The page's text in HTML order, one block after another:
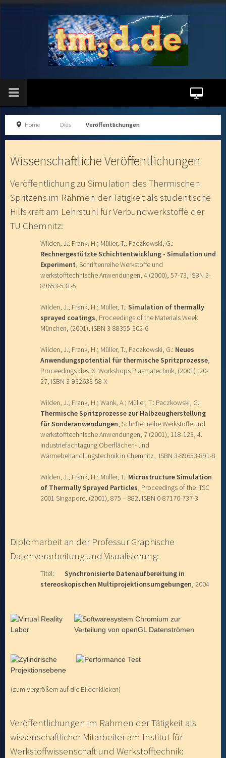
Home Dies Veröffentlichungen
Wissenschaftliche Veröffentlichungen
Veröffentlichung zu Simulation des Thermischen
Spritzens im Rahmen der Tätigkeit als studentische
Hilfskraft am Lehrstuhl für Verbundwerkstoffe der
TU Chemnitz:
Wilden, J.; Frank, H.; Müller, T.; Paczkowski, G.:
Rechnergestützte Schichtentwicklung - Simulation und
Experiment, Schriftenreihe Werkstoffe und
werkstofftechnische Anwendungen, 4 (2000), 57-73, ISBN 3-
89653-531-5
Wilden, J.; Frank, H.; Müller, T.: Simulation of thermally
sprayed coatings, Proceedings of the Materials Week
München, (2001), ISBN 3-88355-302-6
Wilden, J.; Frank, H.; Müller, T.; Paczkowski, G.: Neues
Anwendungspotential für thermische Spritzprozesse,
Proceedings des IX. Workshops Plasmatechnik, (2001), 20-
27, ISBN 3-932633-58-X
Wilden, J.; Frank, H.; Wank, A.; Müller, T.: Paczkowski, G.:
Thermische Spritzprozesse zur Halbzeugherstellung
für Sonderanwendungen, Schriftenreihe Werkstoffe und
werkstofftechnische Anwendungen, 7 (2001), 118-123, 4.
Industriefachtagung Oberflächen- und
Wärmebehandlungstechnik in Chemnitz, ISBN 3-89653-891-8
Wilden, J.; Frank, H.; Müller, T.: Microstructure Simulation
of Thermally Sprayed Particles, Proceedings of the ITSC
2001 Singapore, (2001), 875 – 882, ISBN 0-87170-737-3
Diplomarbeit an der Professur Graphische
Datenverarbeitung und Visualisierung:
Titel: Synchronisierte Datenaufbereitung in
stereoskopischen Multiprojektionsumgebungen, 2004
(zum Vergrößern auf die Bilder klicken)
Veröffentlichungen im Rahmen der Tätigkeit als
wissenschaftlicher Mitarbeiter am Institut für
Werkstoffwissenschaft und Werkstofftechnik: